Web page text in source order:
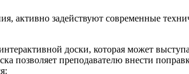
активно задействуют современные
доски, которая может
позволяет преподавателю внести